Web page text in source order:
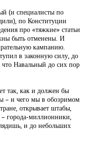
(и специалисты по
по Конституции
про «тяжкие» статьи
быть отменены. И
кампанию.
в законную силу, до
что Навальный до сих пор
так, как и должен бы
– и чего мы в обозримом
открывает штабы,
– города-миллионники,
и до небольших